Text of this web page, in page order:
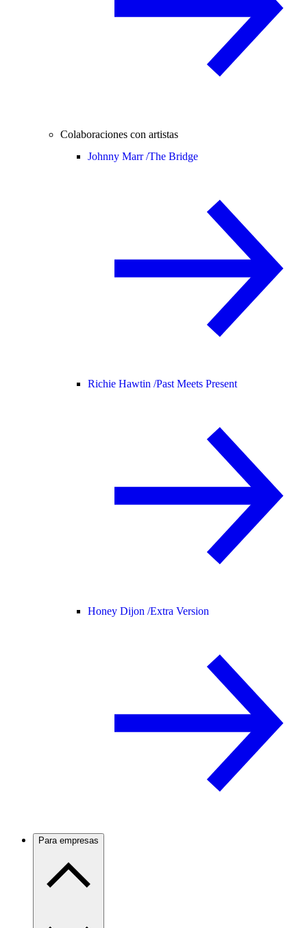
Colaboraciones con artistas
Johnny Marr /The Bridge
Richie Hawtin /Past Meets Present
Honey Dijon /Extra Version
Para empresas